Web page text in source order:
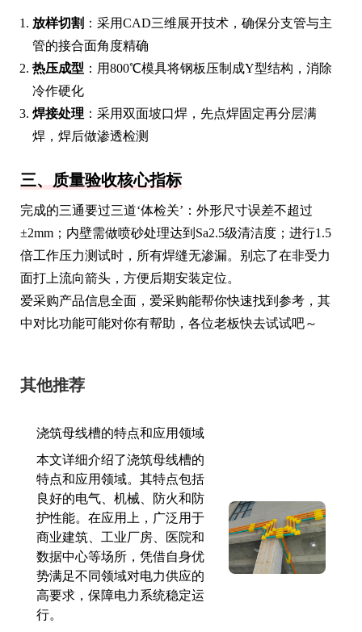
放样切割 ：采用CAD三维展开技术，确保分支管与主
管的接合面角度精确
热压成型 ：用800℃模具将钢板压制成Y型结构，消除
冷作硬化
焊接处理 ：采用双面坡口焊，先点焊固定再分层满
焊，焊后做渗透检测
三、质量验收核心指标
完成的三通要过三道‘体检关’：外形尺寸误差不超过
±2mm；内壁需做喷砂处理达到Sa2.5级清洁度；进行1.5
倍工作压力测试时，所有焊缝无渗漏。别忘了在非受力
面打上流向箭头，方便后期安装定位。
爱采购产品信息全面，爱采购能帮你快速找到参考，其
中对比功能可能对你有帮助，各位老板快去试试吧～
其他推荐
浇筑母线槽的特点和应用领域
本文详细介绍了浇筑母线槽的
特点和应用领域。其特点包括
良好的电气、机械、防火和防
护性能。在应用上，广泛用于
商业建筑、工业厂房、医院和
数据中心等场所，凭借自身优
势满足不同领域对电力供应的
高要求，保障电力系统稳定运
行。